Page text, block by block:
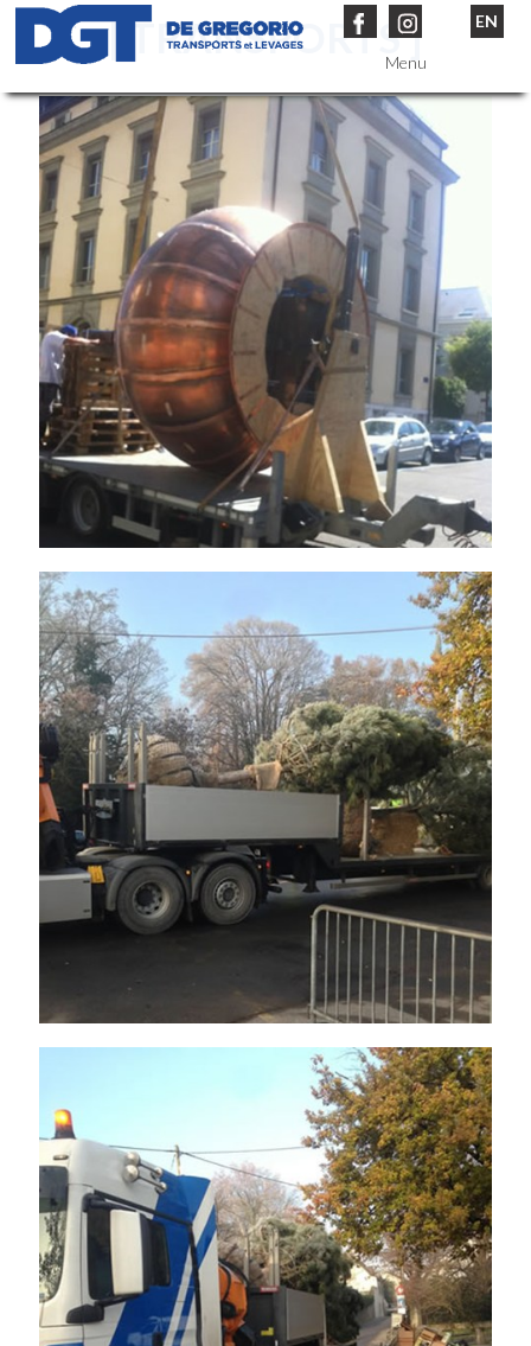
EN
Menu
Entreprise
Services
Véhicules
Références
Contact
[ TRANSPORTS ]